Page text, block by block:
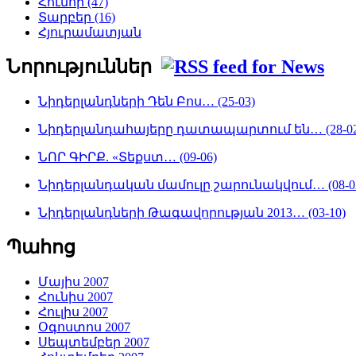
Տարբեր (16)
Հյուրամատյան
Նորություններ
Նիդերլանդների Դեն Բոս… (25-03)
Նիդերլանդահայերը դատապարտում են… (28-
ՆՈՐ ԳԻՐՔ. «Տեքստ… (09-06)
Նիդերլանդական մամուլը շարունակվում… (08-
Նիդերլանդների Թագավորության 2013… (03-10)
Պահոց
Մայիս 2007
Հունիս 2007
Հուլիս 2007
Օգոստոս 2007
Սեպտեմբեր 2007